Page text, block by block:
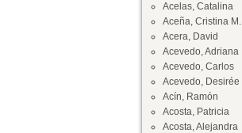
Acelas, Catalina
Aceña, Cristina M.
Acera, David
Acevedo, Adriana
Acevedo, Carlos
Acevedo, Desirée
Acín, Ramón
Acosta, Patricia
Acosta, Alejandra